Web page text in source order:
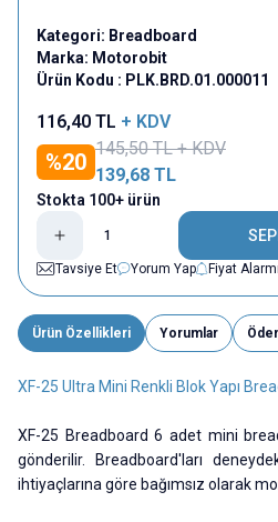
Kategori: Breadboard
Marka: Motorobit
Ürün Kodu : PLK.BRD.01.000011
116,40 TL + KDV
%20
145,50TL + KDV
139,68 TL
Stokta 100+ ürün
Tavsiye Et
Yorum Yap Fiyat Alarmı
Ürün Özellikleri Yorumlar
XF-25 Ultra Mini Renkli Blok Yapı
XF-25 Breadboard 6 adet mini
gönderilir. Breadboard'ları
ihtiyaçlarına göre bağımsız olarak